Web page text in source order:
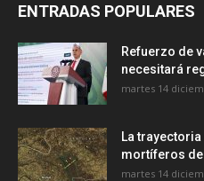
ENTRADAS POPULARES
Refuerzo de
necesitará
martes 14
La
mortíferos de
martes 14